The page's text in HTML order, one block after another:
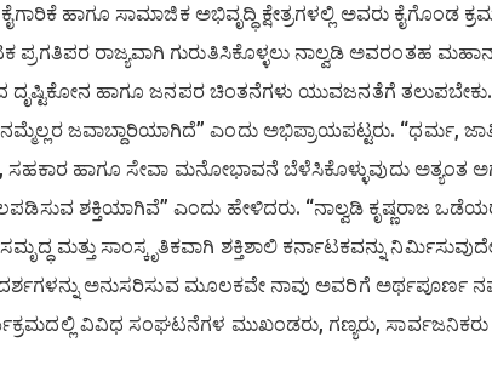
ಹಾಗೂ ಸಾಮಾಜಿಕ ಅಭಿವೃದ್ಧಿ ಕ್ಷೇತ್ರಗಳಲ್ಲಿ ಅವರು ಕೈಗೊಂಡ
ರಾಜ್ಯವಾಗಿ ಗುರುತಿಸಿಕೊಳ್ಳಲು ನಾಲ್ವಡಿ ಅವರಂತಹ
ಹಾಗೂ ಜನಪರ ಚಿಂತನೆಗಳು ಯುವಜನತೆಗೆ ತಲುಪಬೇಕು.
ಜವಾಬ್ದಾರಿಯಾಗಿದೆ” ಎಂದು ಅಭಿಪ್ರಾಯಪಟ್ಟರು. “ಧರ್ಮ,
ಹಾಗೂ ಸೇವಾ ಮನೋಭಾವನೆ ಬೆಳೆಸಿಕೊಳ್ಳುವುದು ಅತ್ಯಂತ
ಶಕ್ತಿಯಾಗಿವೆ” ಎಂದು ಹೇಳಿದರು. “ನಾಲ್ವಡಿ ಕೃಷ್ಣರಾಜ
ಮತ್ತು ಸಾಂಸ್ಕೃತಿಕವಾಗಿ ಶಕ್ತಿಶಾಲಿ ಕರ್ನಾಟಕವನ್ನು
ಅನುಸರಿಸುವ ಮೂಲಕವೇ ನಾವು ಅವರಿಗೆ ಅರ್ಥಪೂರ್ಣ
ವಿವಿಧ ಸಂಘಟನೆಗಳ ಮುಖಂಡರು, ಗಣ್ಯರು, ಸಾರ್ವಜನಿಕರು